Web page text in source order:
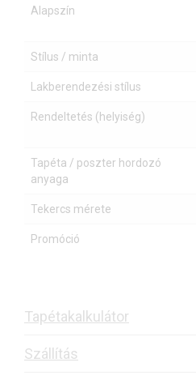
Alapszín
Stílus / minta
Lakberendezési stílus
Rendeltetés (helyiség)
Tapéta / poszter hordozó
anyaga
Tekercs mérete
Promóció
Tapétakalkulátor
Szállítás